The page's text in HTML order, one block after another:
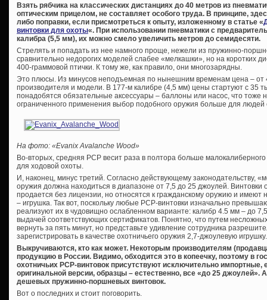
Взять рябчика на классических дистанциях до 40 метров из
оптическим прицелом, не составляет особого труда. В принципе,
либо поправки, если присмотреться к опыту, изложенному в статье «
винтовки для охоты«. При использовании пневматики с
калибра (5,5 мм), их можно смело увеличить метров до семидесяти.
Стрелять и попадать из нее намного проще, нежели из пружинно-
сравнительно недорогих моделей слабее «мелкашки», но на коротких
400-граммовой птички. К тому же, как правило, они многозарядны.
Это плюсы. Из минусов неподъемная по нынешним временам цена – от
производителя и модели. В 177-м калибре (4,5 мм) цены стартуют с 35
понадобятся обязательные аксессуары – баллоны или насос, что тоже
ограниченного применения выбор подобного оружия больше для людей
На фото: «Evanix Avalanche Wood»
Во-вторых, средняя PCP весит раза в полтора больше
для ходовой охоты.
И, наконец, минус третий. Согласно действующему законодательству,
оружия должна находиться в диапазоне от 7,5 до 25 джоулей. Винтовки
продается без лицензии, но относятся к гражданскому оружию и
– игрушка. Так вот, поскольку любые PCP-винтовки изначально
реализуют их в чудовищно ослабленном варианте: калибр 4.5 мм – до
выдачей соответствующих сертификатов. Понятно, что путем
вернуть за пять минут, но представьте удивление сотрудника
зарегистрировать в качестве охотничьего оружия 2,7-джоулевую игрушку.
Выкручиваются, кто как может. Некоторым производителям
продукцию в России. Видимо, обходится это в копеечку, поэтому в
охотничьих PCP-винтовок присутствуют исключительно
оригинальной версии, образцы – естественно, все «до 25
дешевых пружинно-поршневых винтовок.
Вот о последних и стоит поговорить.